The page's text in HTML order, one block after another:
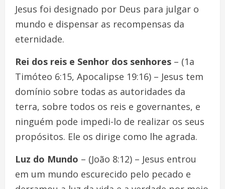
Jesus foi designado por Deus para julgar o
mundo e dispensar as recompensas da
eternidade.
Rei dos reis e Senhor dos senhores – (1a
Timóteo 6:15, Apocalipse 19:16) – Jesus tem
domínio sobre todas as autoridades da
terra, sobre todos os reis e governantes, e
ninguém pode impedi-lo de realizar os seus
propósitos. Ele os dirige como lhe agrada.
Luz do Mundo – (João 8:12) – Jesus entrou
em um mundo escurecido pelo pecado e